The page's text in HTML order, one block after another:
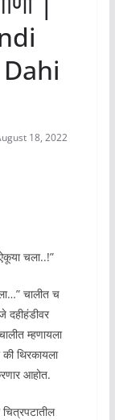
18, 2022
चला..!”
चालीत च
दहीहंडीवर
म्हणायला
थिरकायला
आहोत.